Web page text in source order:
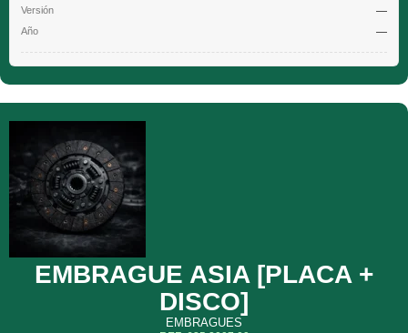
—
—
EMBRAGUE ASIA [PLACA +
DISCO]
EMBRAGUES